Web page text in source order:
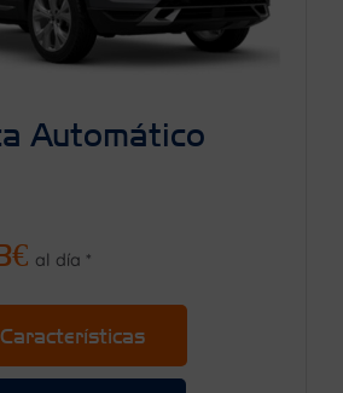
Automático
al día *
Características